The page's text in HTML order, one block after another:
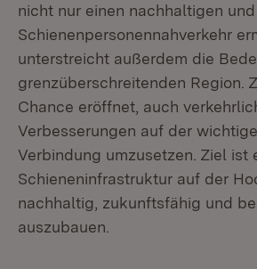
nicht nur einen nachhaltigen
Schienenpersonennahverkehr
unterstreicht außerdem die
grenzüberschreitenden Region.
Chance eröffnet, auch
Verbesserungen auf der
Verbindung umzusetzen. Ziel ist
Schieneninfrastruktur auf der
nachhaltig, zukunftsfähig und
auszubauen.